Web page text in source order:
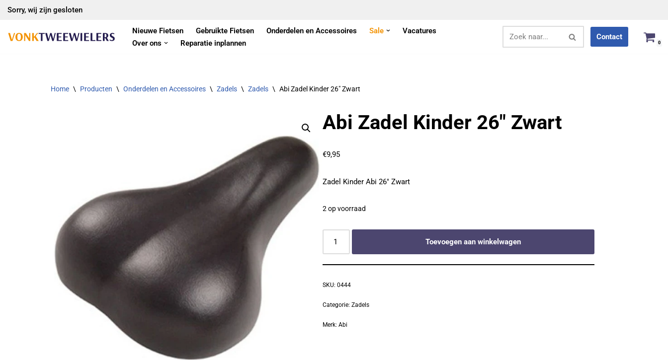
naar
Sorry, wij zijn gesloten
Nieuwe Fietsen Gebruikte Fietsen Onderdelen en Accessoires Sale
Vacatures
Over ons
Reparatie inplannen
Contact
0
Home \ Producten \ Onderdelen en Accessoires \ Zadels \ Zadels \ Abi Zadel Kinder 26″ Zwart
Abi Zadel Kinder 26″ Zwart
€9,95
Zadel Kinder Abi 26″ Zwart
2 op voorraad
Toevoegen aan winkelwagen
SKU:0444
Categorie:Zadels
Merk:Abi